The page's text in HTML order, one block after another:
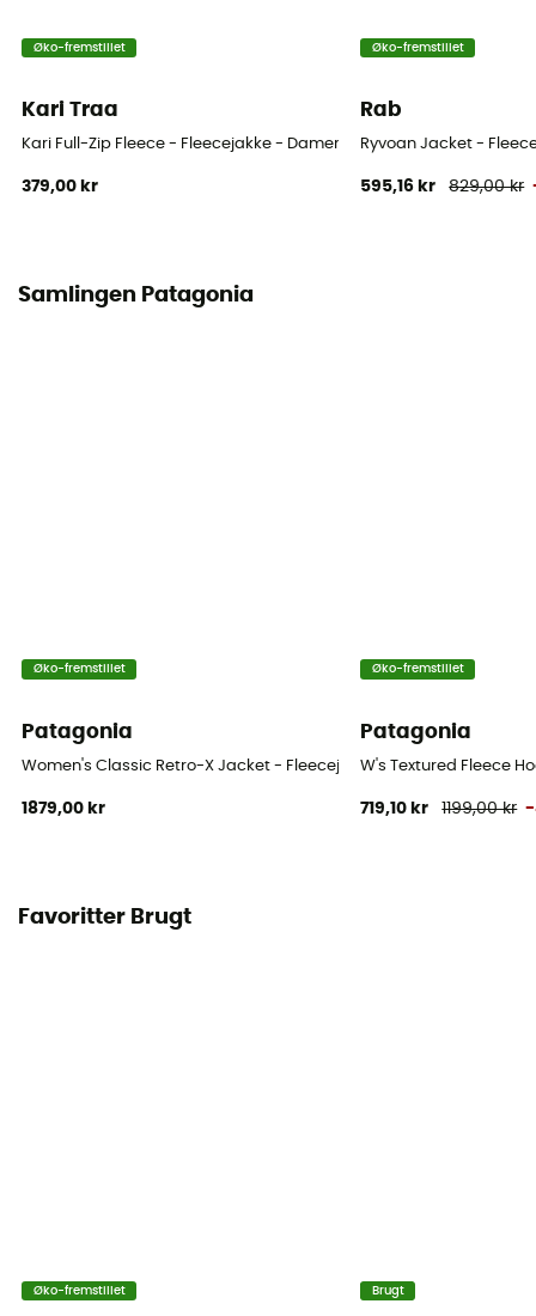
Øko-fremstillet
Kari Traa
Kari Full-Zip Fleece - Fleecejakke - Damer
379,00 kr
Øko-fremstillet
Rab
Ryvoan Jacket -
595,16 kr 829,00 kr
Samlingen Patagonia
Øko-fremstillet
Patagonia
Women's Classic Retro-X Jacket - Fleecejakke - Damer
1879,00 kr
Øko-fremstillet
Patagonia
W's Textured Fleece
719,10 kr 1199,00 kr -
Favoritter Brugt
Øko-fremstillet Brugt